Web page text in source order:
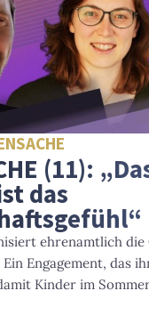
(11):
das
ehrenamtlich die
Engagement, das
Kinder im